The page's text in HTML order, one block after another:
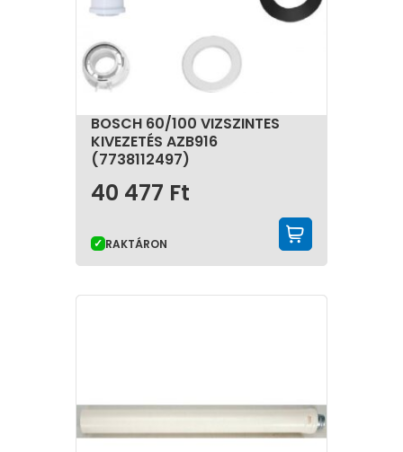
BOSCH 60/100 VIZSZINTES
KIVEZETÉS AZB916
(7738112497)
40 477 Ft
RAKTÁRON